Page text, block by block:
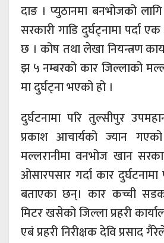
दाङ । प्युठानमा बनभोजको
सरकारी गाडि दुर्घट्नामा पर्दा
छ । कोष तथा लेखा नियन्त्रण
झ ५ नम्बरको कार जिल्लाको
मा दुर्घट्ना भएको हो ।
दुर्घटनामा परि तुल्सीपुर
प्रकाश आचार्यको ज्यान
मल्लरानीमा वनभोज खान
ओसारपसार गर्दा कार
बताएका छन्। कार कच्ची
मिटर खसेको जिल्ला प्रहरी
एबं प्रहरी निरीक्षक देवि प्रसाद